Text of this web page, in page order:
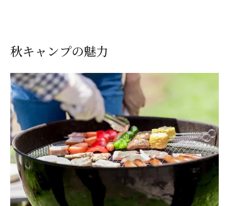
秋キャンプの魅力